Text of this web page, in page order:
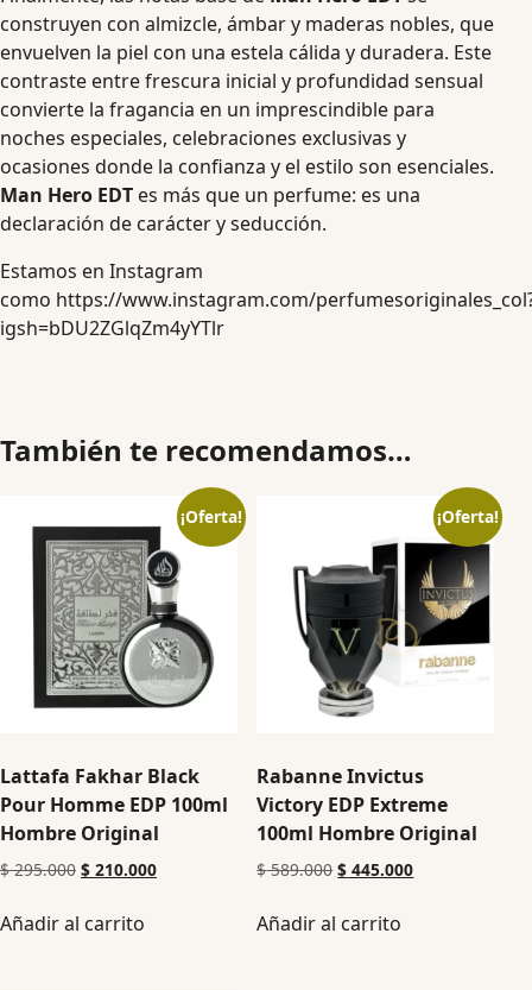
construyen con almizcle, ámbar y maderas nobles, que
envuelven la piel con una estela cálida y duradera. Este
contraste entre frescura inicial y profundidad sensual
convierte la fragancia en un imprescindible para
noches especiales, celebraciones exclusivas y
ocasiones donde la confianza y el estilo son esenciales.
Man Hero EDT es más que un perfume: es una
declaración de carácter y seducción.
Estamos en Instagram
como https://www.instagram.com/
igsh=bDU2ZGlqZm4yYTlr
También te recomendamos…
¡Oferta!
Lattafa Fakhar Black
Pour Homme EDP 100ml
Hombre Original
$295.000 $ 210.000
Añadir al carrito
¡Oferta!
Rabanne Invictus
Victory EDP Extreme
100ml Hombre Original
$589.000 $ 445.000
Añadir al carrito